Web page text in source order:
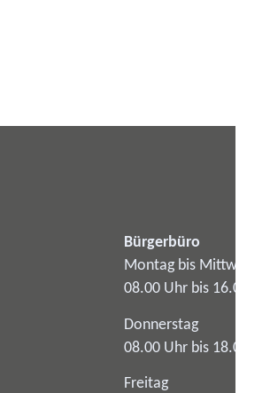
Bürgerbüro
Montag bis Mittwoch
08.00 Uhr bis 16.00 Uhr
Donnerstag
08.00 Uhr bis 18.00 Uhr
Freitag